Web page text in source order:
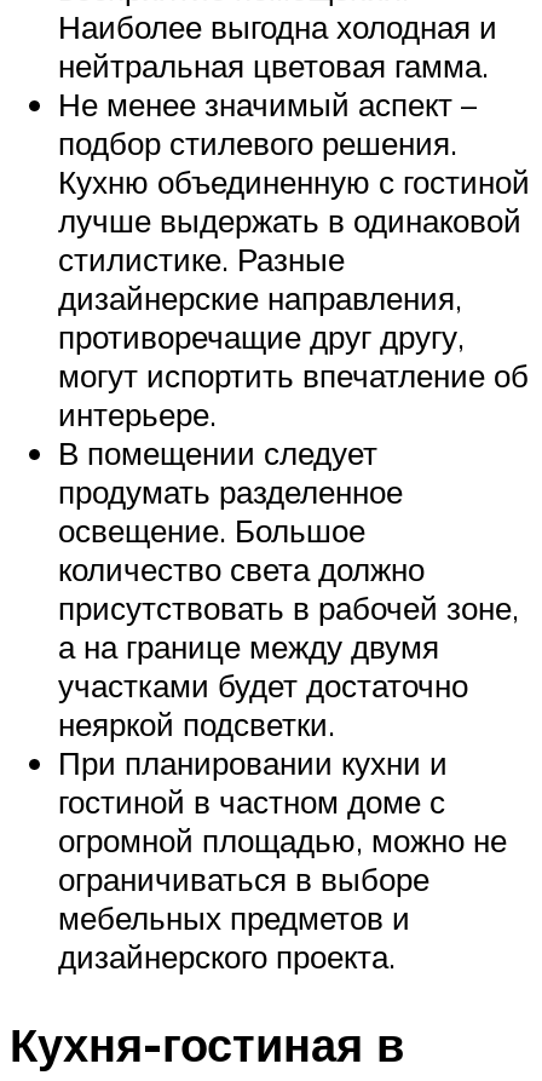
Наиболее выгодна холодная и
нейтральная цветовая гамма.
Не менее значимый аспект –
подбор стилевого решения.
Кухню объединенную с гостиной
лучше выдержать в одинаковой
стилистике. Разные
дизайнерские направления,
противоречащие друг другу,
могут испортить впечатление об
интерьере.
В помещении следует
продумать разделенное
освещение. Большое
количество света должно
присутствовать в рабочей зоне,
а на границе между двумя
участками будет достаточно
неяркой подсветки.
При планировании кухни и
гостиной в частном доме с
огромной площадью, можно не
ограничиваться в выборе
мебельных предметов и
дизайнерского проекта.
Кухня-гостиная в